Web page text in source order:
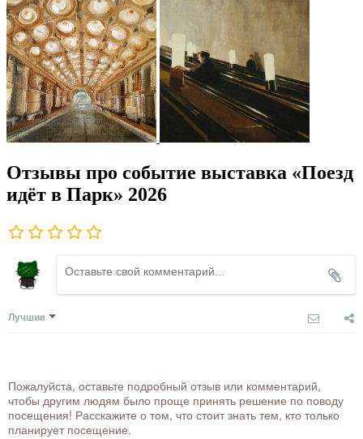
Отзывы про событие выставка «Поезд
идёт в Парк» 2026
Лучшие
Пожалуйста, оставьте подробный отзыв или комментарий,
чтобы другим людям было проще принять решение по поводу
посещения! Расскажите о том, что стоит знать тем, кто только
планирует посещение.